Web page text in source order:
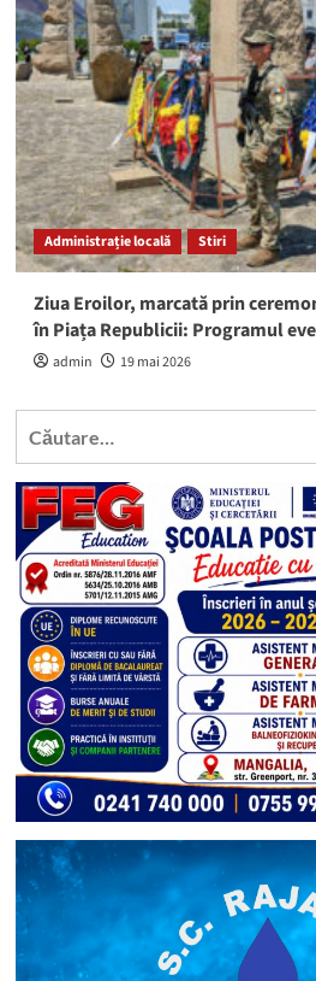
Administrație locală Stiri
Ziua Eroilor, marcată prin
în Piața Republicii: Programul
admin 19 mai 2026
Caută